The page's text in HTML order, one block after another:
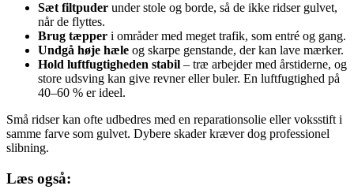
Sæt filtpuder under stole og borde, så de ikke ridser gulvet,
når de flyttes.
Brug tæpper i områder med meget trafik, som entré og gang.
Undgå høje hæle og skarpe genstande, der kan lave mærker.
Hold luftfugtigheden stabil – træ arbejder med årstiderne, og
store udsving kan give revner eller buler. En luftfugtighed på
40–60 % er ideel.
Små ridser kan ofte udbedres med en reparationsolie eller voksstift i
samme farve som gulvet. Dybere skader kræver dog professionel
slibning.
Læs også: